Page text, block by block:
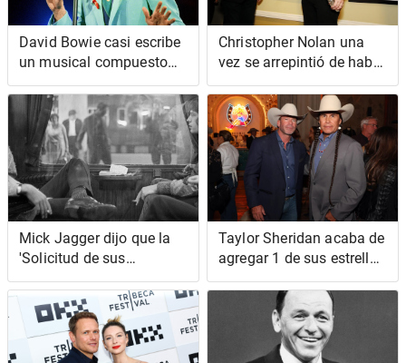
David Bowie casi escribe
un musical compuesto
por canciones falsas de
Bob Dylan
Christopher Nolan una
vez se arrepintió de haber
leído el 'guion de Pulp
Fiction' de Quentin
Tarantino
Mick Jagger dijo que la
'Solicitud de sus
majestades satánicas' de
los Rolling Stones se
inspiró en el ácido, no en
los Beatles
Taylor Sheridan acaba de
agregar 1 de sus estrellas
favoritas de 'Yellowstone'
al elenco de 'Lawmen:
Bass Reeves'